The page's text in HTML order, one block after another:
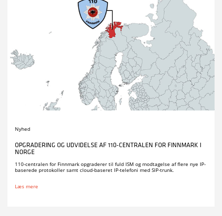
Nyhed
OPGRADERING OG UDVIDELSE AF 110-CENTRALEN FOR FINNMARK I
NORGE
110-centralen for Finnmark opgraderer til fuld ISM og modtagelse af flere nye IP-
baserede protokoller samt cloud-baseret IP-telefoni med SIP-trunk.
Læs mere